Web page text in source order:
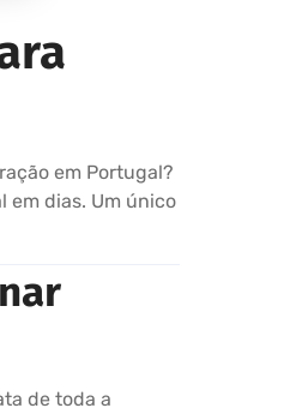
em Portugal?
em dias. Um único
de toda a